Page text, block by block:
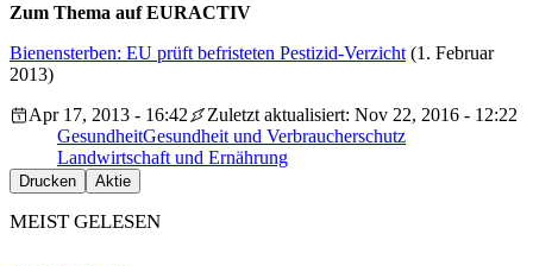
Zum Thema auf EURACTIV
Bienensterben: EU prüft befristeten Pestizid-Verzicht (1. Februar
2013)
Apr 17, 2013 - 16:42
Zuletzt aktualisiert: Nov 22, 2016 - 12:22
GesundheitGesundheit und Verbraucherschutz
Landwirtschaft und Ernährung
Drucken Aktie
MEIST GELESEN